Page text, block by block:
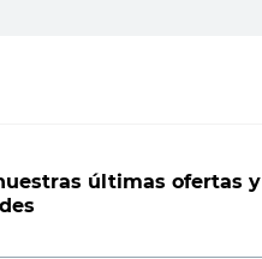
últimas ofertas y